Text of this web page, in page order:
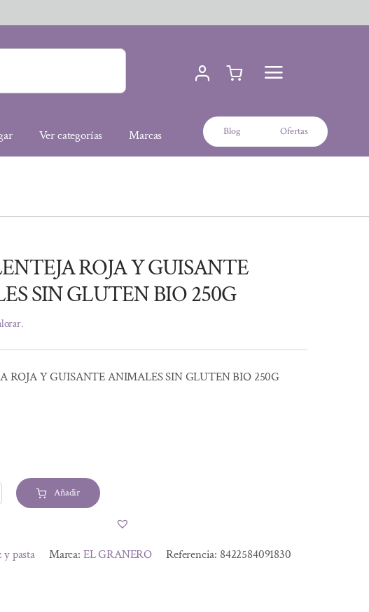
Ver categorías Marcas Blog Ofertas
ROJA Y GUISANTE
SIN GLUTEN BIO 250G
ROJA Y GUISANTE ANIMALES SIN GLUTEN BIO 250G
€.
€.
Añadir
pasta Marca: EL GRANERO Referencia: 8422584091830